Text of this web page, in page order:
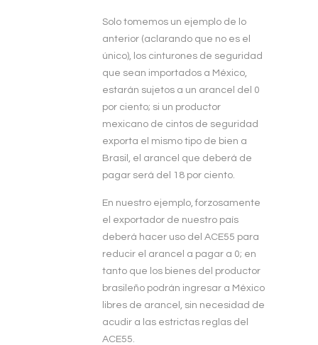
Solo tomemos un ejemplo de lo
anterior (aclarando que no es el
único), los cinturones de seguridad
que sean importados a México,
estarán sujetos a un arancel del 0
por ciento; si un productor
mexicano de cintos de seguridad
exporta el mismo tipo de bien a
Brasil, el arancel que deberá de
pagar será del 18 por ciento.
En nuestro ejemplo, forzosamente
el exportador de nuestro país
deberá hacer uso del ACE55 para
reducir el arancel a pagar a 0; en
tanto que los bienes del productor
brasileño podrán ingresar a México
libres de arancel, sin necesidad de
acudir a las estrictas reglas del
ACE55.